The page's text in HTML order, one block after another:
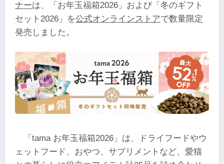
ナーは、「お年玉福箱2026」および「冬のギフト
セット2026」を公式オンラインストアで数量限定
発売しました。
「tama お年玉福箱2026」は、ドライフードやウ
ェットフード、おやつ、サプリメントなど、愛猫